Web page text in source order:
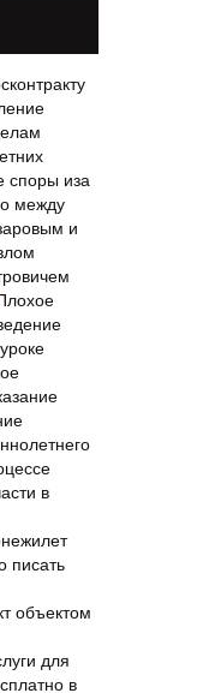
споры иза
между
и
в
писать
объектом
для
в